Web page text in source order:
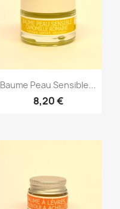
Aperçu rapide
Baume Peau Sensible...
8,20 €